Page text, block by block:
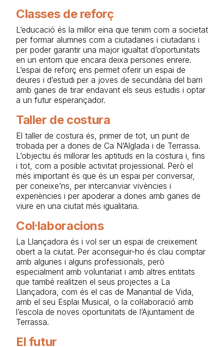
Classes de reforç
L’educació és la millor eina que tenim com a societat
per formar alumnes com a ciutadanes i ciutadans i
per poder garantir una major igualtat d’oportunitats
en un entorn que encara deixa persones enrere.
L’espai de reforç ens permet oferir un espai de
deures i d’estudi per a joves de secundària del barri
amb ganes de tirar endavant els seus estudis i optar
a un futur esperançador.
Taller de costura
El taller de costura és, primer de tot, un punt de
trobada per a dones de Ca N’Alglada i de Terrassa.
L’objectiu és millorar les aptituds en la costura i, fins
i tot, com a posible activitat projessional. Però el
més imiportant és que és un espai per conversar,
per coneixe’ns, per intercanviar vivències i
experiències i per apoderar a dones amb ganes de
viure en una ciutat més igualitaria.
Col·laboracions
La Llançadora és i vol ser un espai de creixement
obert a la ciutat. Per aconseguir-ho és clau comptar
amb algunes i alguns professionals, però
especialment amb voluntariat i amb altres entitats
que també realitzen el seus projectes a La
Llançadora, com és el cas de Manantial de Vida,
amb el seu Esplai Musical, o la col·laboració amb
l’escola de noves oportunitats de l’Ajuntament de
Terrassa.
El futur